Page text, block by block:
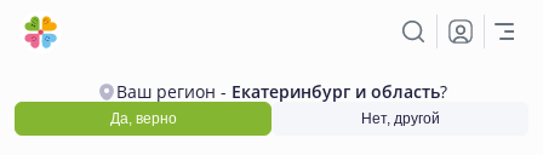
Ваш регион - Екатеринбург и область?
Да, верно Нет, другой